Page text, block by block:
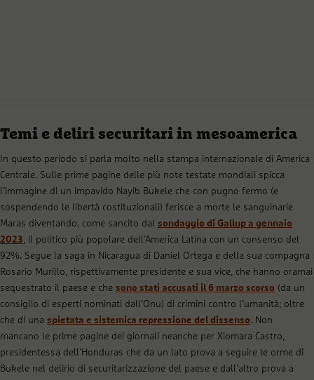
Temi e deliri securitari in mesoamerica
In questo periodo si parla molto nella stampa internazionale di America
Centrale. Sulle prime pagine delle più note testate mondiali spicca
l’immagine di un impavido Nayib Bukele che con pugno fermo (e
sospendendo le libertà costituzionali) ferisce a morte le sanguinarie
Maras diventando, come sancito dal sondaggio di Gallup a gennaio
2023, il politico più popolare dell’America Latina con un consenso del
92%. Segue la saga in Nicaragua di Daniel Ortega e della sua compagna
Rosario Murillo, rispettivamente presidente e sua vice, che hanno oramai
sequestrato il paese e che sono stati accusati il 6 marzo scorso (da un
consiglio di esperti nominati dall’Onu) di crimini contro l’umanità; oltre
che di una spietata e sistemica repressione del dissenso. Non
mancano le prime pagine dei giornali neanche per Xiomara Castro,
presidentessa dell’Honduras che da un lato prova a seguire le orme di
Bukele nel delirio di securitarizzazione del paese e dall’altro prova a